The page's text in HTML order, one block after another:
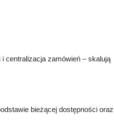
centralizacja zamówień – skalują
bieżącej dostępności oraz